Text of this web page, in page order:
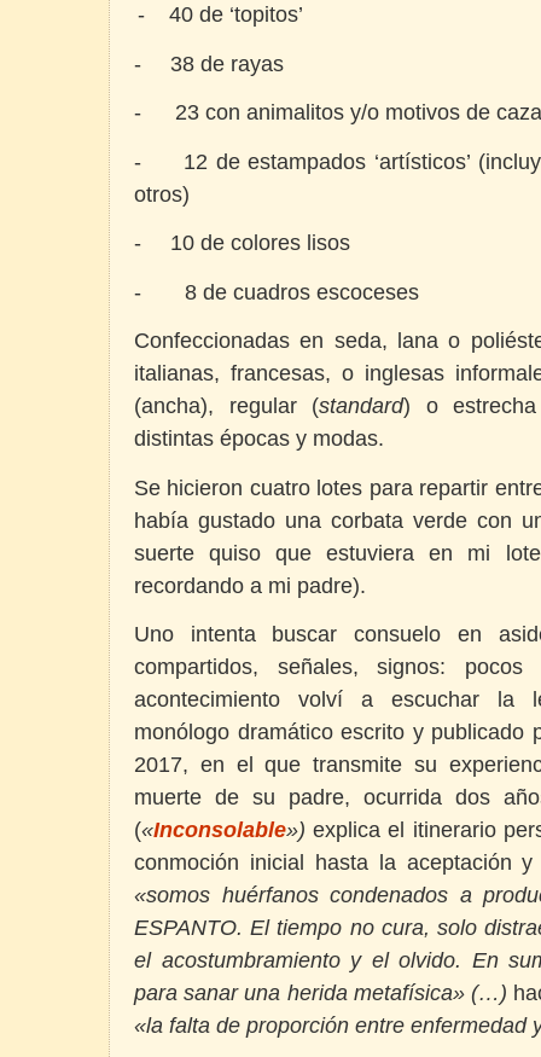
-
40 de ‘topitos’
-
38 de rayas
-
23 con animalitos y/o motivos de caza
-
12 de estampados ‘artísticos’
otros)
-
10 de colores lisos
-
8 de cuadros escoceses
Confeccionadas en seda, lana o
italianas, francesas, o inglesas
(ancha), regular (standard) o
distintas épocas y modas.
Se hicieron cuatro lotes para repartir
había gustado una corbata verde con
suerte quiso que estuviera en mi
recordando a mi padre).
Uno intenta buscar consuelo en
compartidos, señales, signos:
acontecimiento volví a escuchar la
monólogo dramático escrito y publicado
2017, en el que transmite su
muerte de su padre, ocurrida dos
(«Inconsolable»)explica el itinerario
conmoción inicial hasta la aceptación
«somos huérfanos condenados a
ESPANTO. El tiempo no cura, solo
el acostumbramiento y el olvido. En
para sanar una herida metafísica» (…)
«la falta de proporción entre enfermedad